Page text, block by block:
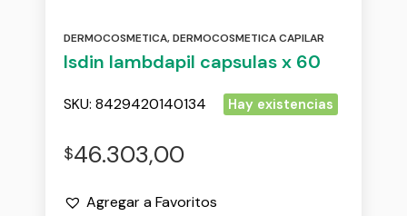
DERMOCOSMETICA,DERMOCOSMETICA CAPILAR
Isdin lambdapil capsulas x 60
SKU: 8429420140134 Hay existencias
$46.303,00
Agregar a Favoritos